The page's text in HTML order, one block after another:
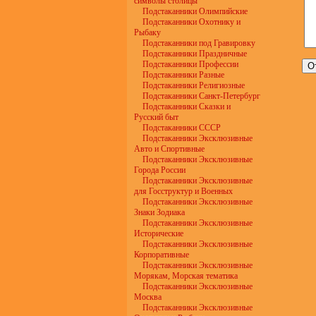
Подстаканники Олимпийские
Подстаканники Охотнику и
Рыбаку
Подстаканники под Гравировку
Подстаканники Праздничные
Подстаканники Профессии
Подстаканники Разные
Подстаканники Религиозные
Подстаканники Санкт-Петербург
Подстаканники Сказки и
Русский быт
Подстаканники СССР
Подстаканники Эксклюзивные
Авто и Спортивные
Подстаканники Эксклюзивные
Города России
Подстаканники Эксклюзивные
для Госструктур и Военных
Подстаканники Эксклюзивные
Знаки Зодиака
Подстаканники Эксклюзивные
Исторические
Подстаканники Эксклюзивные
Корпоративные
Подстаканники Эксклюзивные
Морякам, Морская тематика
Подстаканники Эксклюзивные
Москва
Подстаканники Эксклюзивные